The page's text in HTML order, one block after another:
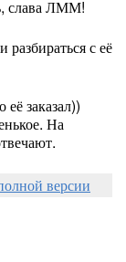
слава ЛММ!
с её
заказал))
На
версии